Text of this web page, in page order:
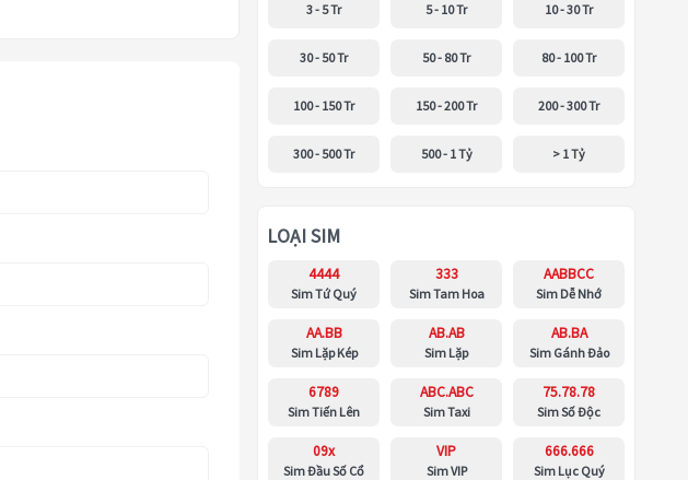
3 - 5 Tr 5 - 10 Tr 10 - 30 Tr
30 - 50 Tr 50 - 80 Tr 80 - 100 Tr
100 - 150 Tr 150 - 200 Tr 200 - 300 Tr
300 - 500 Tr 500 - 1 Tỷ > 1 Tỷ
LOẠI SIM
4444
Sim Tứ Quý
333
Sim Tam Hoa
AABBCC
Sim Dễ Nhớ
AA.BB
Sim Lặp Kép
AB.AB
Sim Lặp
AB.BA
Sim Gánh Đảo
6789
Sim Tiến Lên
ABC.ABC
Sim Taxi
75.78.78
Sim Số Độc
09x
Sim Đầu Số Cổ
VIP
Sim VIP
666.666
Sim Lục Quý